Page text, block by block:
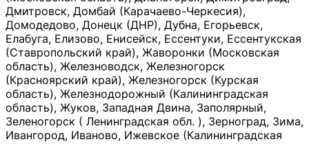
Дмитровск, Домбай (Карачаево-Черкесия),
Домодедово, Донецк (ДНР), Дубна, Егорьевск,
Елабуга, Елизово, Енисейск, Ессентуки, Ессентукская
(Ставропольский край), Жаворонки (Московская
область), Железноводск, Железногорск
(Красноярский край), Железногорск (Курская
область), Железнодорожный (Калининградская
область), Жуков, Западная Двина, Заполярный,
Зеленогорск ( Ленинградская обл. ), Зерноград, Зима,
Ивангород, Иваново, Ижевское (Калининградская